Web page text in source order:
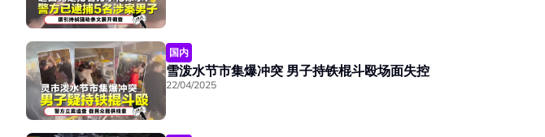
国内
雪泼水节市集爆冲突 男子持铁棍斗殴场面失控
22/04/2025